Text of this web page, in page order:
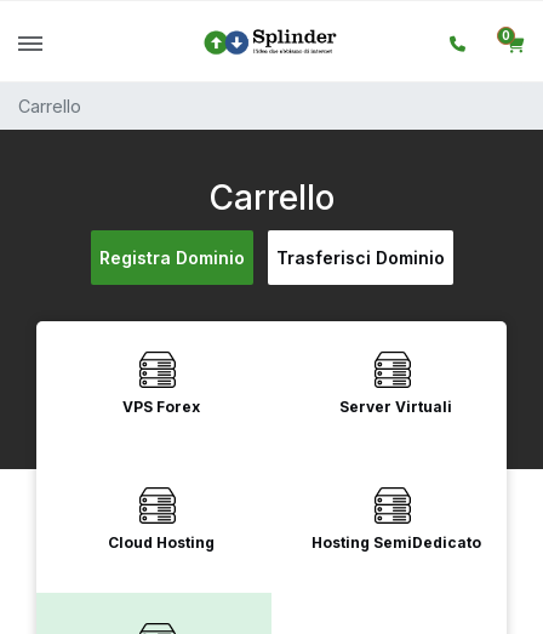
0
Carrello
Carrello
Registra Dominio Trasferisci Dominio
VPS Forex Server Virtuali
Cloud Hosting Hosting SemiDedicato